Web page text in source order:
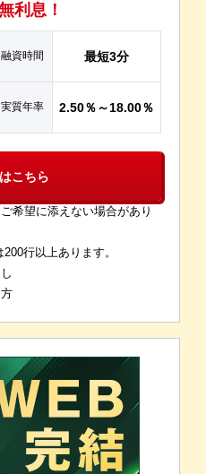
利息！
融資時間 最短3分
実質年率 2.50％～18.00％
こちら
希望に添えない場合があり
行以上あります。